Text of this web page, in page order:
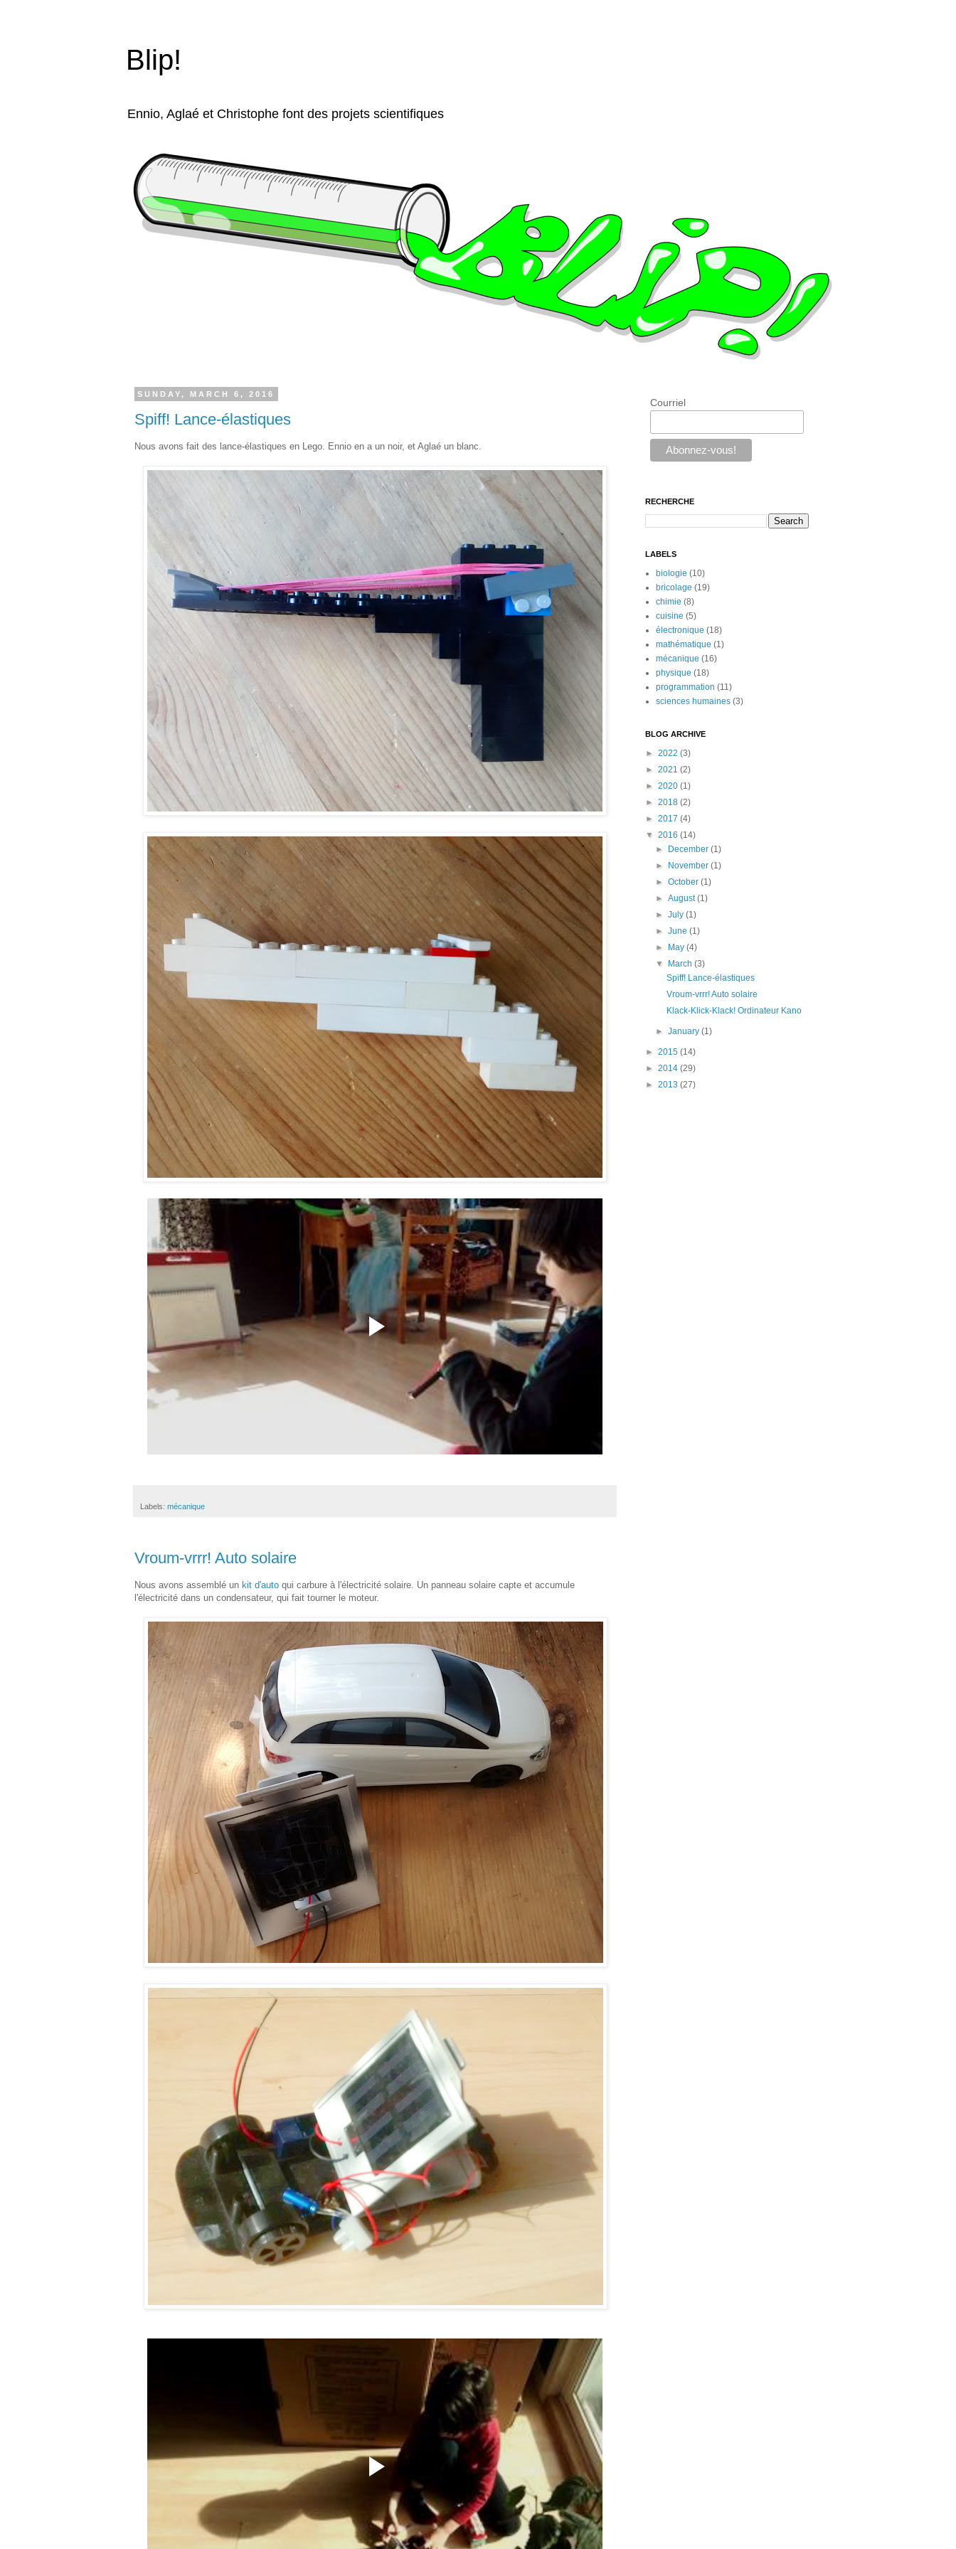
Blip!
Ennio, Aglaé et Christophe font des projets scientifiques
SUNDAY, MARCH 6, 2016
Spiff! Lance-élastiques
Nous avons fait des lance-élastiques en Lego. Ennio en a un noir, et Aglaé un blanc.
Labels: mécanique
Vroum-vrrr! Auto solaire
Nous avons assemblé un kit d'auto qui carbure à l'électricité solaire. Un panneau solaire capte et accumule
l'électricité dans un condensateur, qui fait tourner le moteur.
Courriel
RECHERCHE
LABELS
biologie (10)
bricolage (19)
chimie (8)
cuisine (5)
électronique (18)
mathématique (1)
mécanique (16)
physique (18)
programmation (11)
sciences humaines (3)
BLOG ARCHIVE
► 2022 (3)
► 2021 (2)
► 2020 (1)
► 2018 (2)
► 2017 (4)
▼ 2016 (14)
► December(1)
► November(1)
►October(1)
►August(1)
►July(1)
►June(1)
► May(4)
▼ March(3)
Spiff! Lance-élastiques
Vroum-vrrr! Auto solaire
Klack-Klick-Klack! Ordinateur Kano
►January(1)
► 2015 (14)
► 2014 (29)
► 2013 (27)